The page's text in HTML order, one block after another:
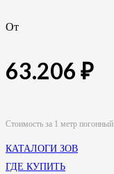
От
63.206 ₽
Стоимость за 1 метр погонный
КАТАЛОГИ ЗОВ
ГДЕ КУПИТЬ